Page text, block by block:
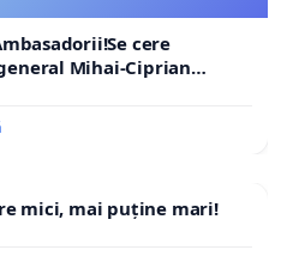
cere
Mihai-Ciprian
mici, mai puține mari!